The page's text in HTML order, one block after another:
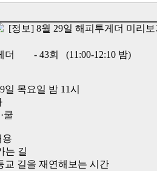
[정보] 8월 29일 해피투게더 미리보
더 - 43회 (11:00-12:10 밤)
목요일 밤 11시
쿨
는 길
교 길을 재연해보는 시간